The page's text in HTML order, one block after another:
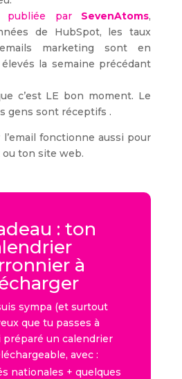
publiée par SevenAtoms,
de HubSpot, les taux
marketing sont en
la semaine précédant
c’est LE bon moment. Le
gens sont réceptifs .
fonctionne aussi pour
ou ton site web.
: ton
à
sympa (et surtout
que tu passes à
préparé un calendrier
avec :
nationales + quelques